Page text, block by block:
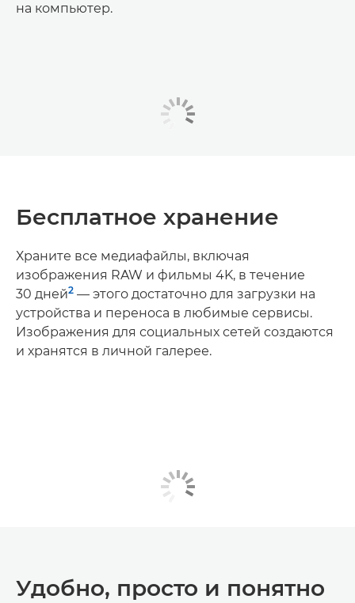
на компьютер.
Бесплатное хранение
Храните все медиафайлы, включая
изображения RAW и фильмы 4K, в течение
30 дней2 — этого достаточно для загрузки на
устройства и переноса в любимые сервисы.
Изображения для социальных сетей создаются
и хранятся в личной галерее.
Удобно, просто и понятно